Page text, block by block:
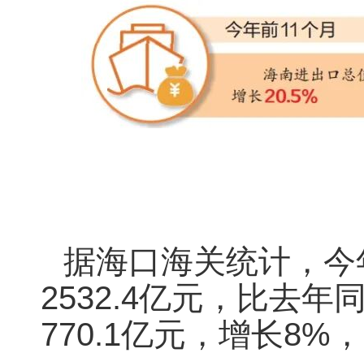
据海口海关统计，
2532.4亿元，比去年
770.1亿元，增长8%